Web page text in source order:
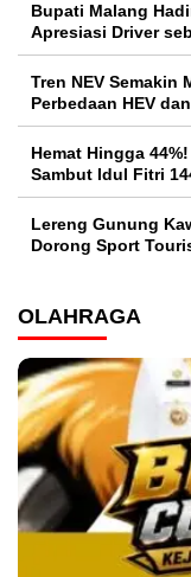
Bupati Malang
Apresiasi Driver
Tren NEV Semakin
Perbedaan HEV
Hemat Hingga
Sambut Idul Fitri
Lereng Gunung
Dorong Sport
OLAHRAGA